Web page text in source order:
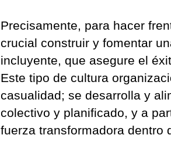
Precisamente, para hacer
crucial construir y fomentar
incluyente, que asegure el
Este tipo de cultura
casualidad; se desarrolla y
colectivo y planificado, y a
fuerza transformadora dentro